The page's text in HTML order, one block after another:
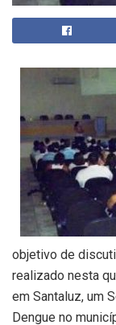
objetivo de
realizado nesta
em Santaluz, um
Dengue no